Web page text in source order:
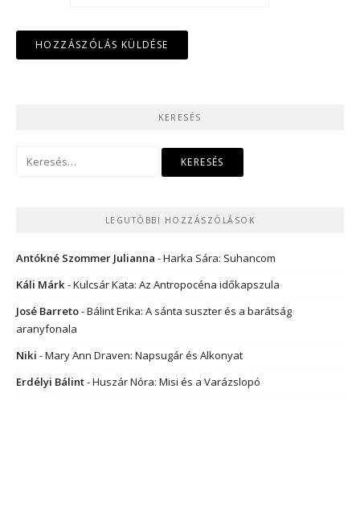
KERESÉS
LEGUTÓBBI HOZZÁSZÓLÁSOK
Antókné Szommer Julianna -Harka Sára: Suhancom
Káli Márk-Kulcsár Kata: Az Antropocéna időkapszula
José Barreto-Bálint Erika: A sánta suszter és a barátság
aranyfonala
Niki -Mary Ann Draven: Napsugár és Alkonyat
Erdélyi Bálint-Huszár Nóra: Misi és a Varázslopó